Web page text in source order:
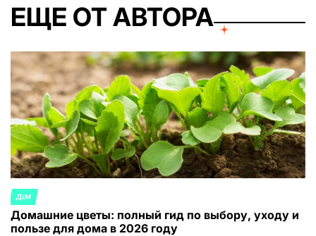
ЕЩЕ ОТ АВТОРА
ОПУБЛИКОВАНО
В
ДІМ
Домашние цветы: полный гид по выбору, уходу и
пользе для дома в 2026 году